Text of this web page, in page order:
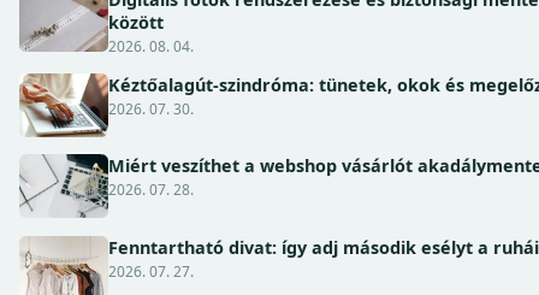
között
2026. 08. 04.
Kéztőalagút-szindróma: tünetek, okok és
2026. 07. 30.
Miért veszíthet a webshop vásárlót
2026. 07. 28.
Fenntartható divat: így adj második esélyt a
2026. 07. 27.